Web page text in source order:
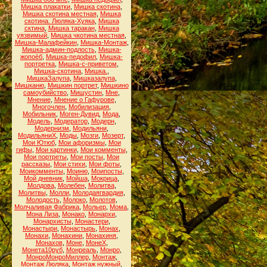
Мишка плакатки Мишка скотина
Мишка скотина местная, Мишка
скотина. Люляка-Хуяка, Мишка
сктина, Мишка таракан, Мишка
уязвимый Мишка чкотина местная
Мишка-Малафейкин, Мишка-Монтаж,
Мишка-админ-подлость, Мишка-
жопоёб Мишка-педофил Мишка-
портретка Мишка-с-приветом
Мишка-скотина Мишка.
МишкаЗалупа, Мишказалупа,
Мишканю, Мишкин портрет, Мишкино
самоубийство Мишустин Мне
Мнение, Мнение о Гафурове,
Многочлен Мобилизация
Мобильник Моген-Дувид Мода
Модель, Модератор, Модерн,
Модернизм
Модильяни
МодильяниХ Моды Мозги Мозерт,
Мои Ютюб, Мои афоризмы, Мои
гифы, Мои картинки, Мои комменты,
Мои портреты Мои посты Мои
рассказы Мои стихи Мои фоты
Моикомменты, Моиню, Моипосты,
Мой дневник Мойша Мокрица
Молдова, Молебен, Молитва,
Молитвы, Молли, Молодаягвардия,
Молодость, Молоко, Молотов,
Молчаливая Фабрика Мольер Мома
Мона Лиза Монако Монархи
Монархисты, Монастери,
Монастыри Монастырь Монах
Монахи Монахини Монахиня
Монахов, Моне, МонеХ,
Монета10руб, Монреаль, Монро,
МонроМонроМиллер, Монтаж,
Монтаж Люляка Монтаж нужный